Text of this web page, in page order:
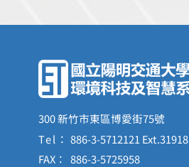
300 新竹市東區博愛街75號
Tel： 886-3-5712121 Ext.31918
FAX： 886-3-5725958